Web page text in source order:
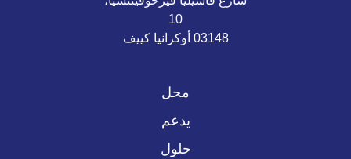
10
03148 أوكرانيا كييف
محل
يدعم
حلول